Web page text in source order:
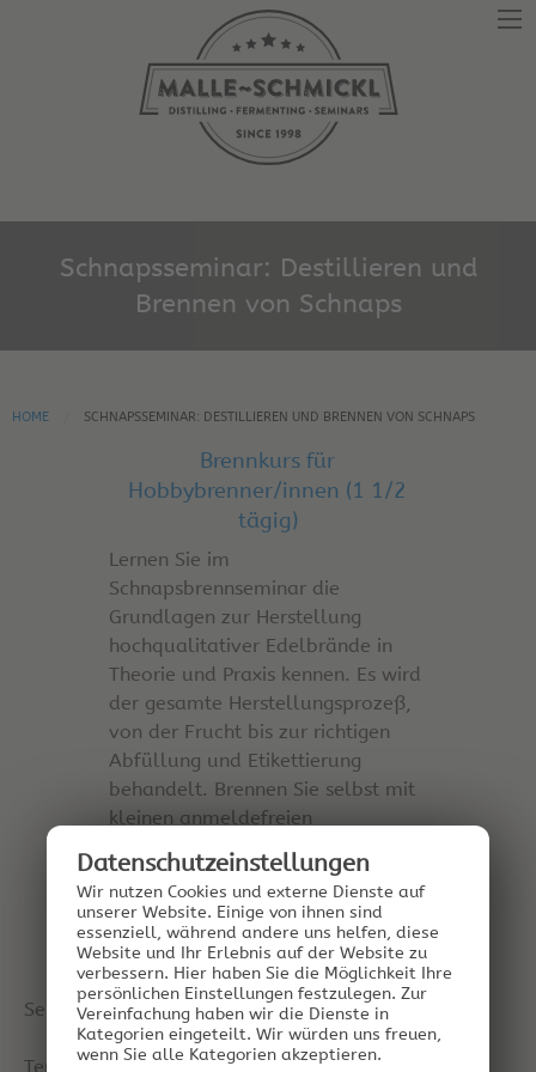
Datenschutz­einstellungen
Wir nutzen Cookies und externe Dienste auf
unserer Website. Einige von ihnen sind
essenziell, während andere uns helfen, diese
Website und Ihr Erlebnis auf der Website zu
verbessern. Hier haben Sie die Möglichkeit Ihre
persönlichen Einstellungen festzulegen. Zur
Vereinfachung haben wir die Dienste in
Kategorien eingeteilt. Wir würden uns freuen,
wenn Sie alle Kategorien akzeptieren.
Schnapsseminar: Destillieren und
Brennen von Schnaps
HOME SCHNAPSSEMINAR: DESTILLIEREN UND BRENNEN VON SCHNAPS
Brennkurs für
Hobbybrenner/innen (1 1/2
tägig)
Lernen Sie im
Schnapsbrennseminar die
Grundlagen zur Herstellung
hochqualitativer Edelbrände in
Theorie und Praxis kennen. Es wird
der gesamte Herstellungsprozeß,
von der Frucht bis zur richtigen
Abfüllung und Etikettierung
behandelt. Brennen Sie selbst mit
kleinen anmeldefreien
Destilliergeräten. Degustation von
Edelbränden und „Angesetzten“.
SEMINARPROGRAMM
Seminarleitung:Dipl.-Ing. Dr. Helge Schmickl
langjähriger Hobbybrenner
Termine: für aktuelle Termine klicken Sie bitte hier